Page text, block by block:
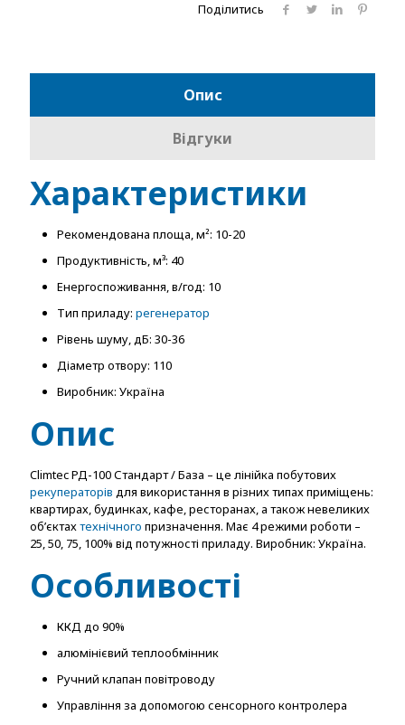
Поділитись
Опис
Відгуки
Характеристики
Рекомендована площа, м²: 10-20
Продуктивність, м³: 40
Енергоспоживання, в/год: 10
Тип приладу: регенератор
Рівень шуму, дБ: 30-36
Діаметр отвору: 110
Виробник: Україна
Опис
Climtec РД-100 Стандарт / База – це лінійка побутових
рекуператорів для використання в різних типах приміщень:
квартирах, будинках, кафе, ресторанах, а також невеликих
об’єктахтехнічного призначення. Має 4 режими роботи –
25, 50, 75, 100% від потужності приладу. Виробник: Україна.
Особливості
ККД до 90%
алюмінієвий теплообмінник
Ручний клапан повітроводу
Управління за допомогою сенсорного контролера